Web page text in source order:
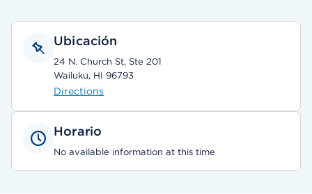
Ubicación
24 N. Church St, Ste 201
Wailuku, HI 96793
Directions
Horario
No available information at this time